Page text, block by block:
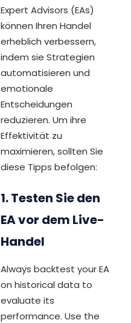
Expert Advisors (EAs)
können Ihren Handel
erheblich verbessern,
indem sie Strategien
automatisieren und
emotionale
Entscheidungen
reduzieren. Um ihre
Effektivität zu
maximieren, sollten Sie
diese Tipps befolgen:
1. Testen Sie den
EA vor dem Live-
Handel
Always backtest your EA
on historical data to
evaluate its
performance. Use the